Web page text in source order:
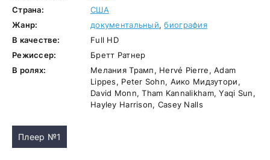
Страна:
США
Жанр:
документальный,биография
В качестве:
Full HD
Режиссер:
Бретт Ратнер
В ролях:
Мелания Трамп, Hervé Pierre, Adam
Lippes, Peter Sohn, Аико Мидзутори,
David Monn, Tham Kannalikham, Yaqi Sun,
Hayley Harrison, Casey Nalls
Плеер №1